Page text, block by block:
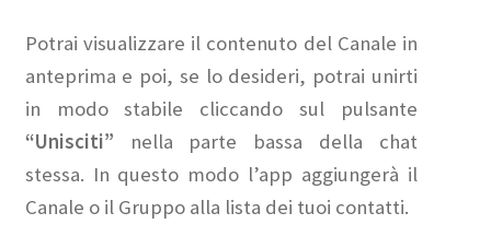
Potrai visualizzare il contenuto del Canale in
anteprima e poi, se lo desideri, potrai unirti
in modo stabile cliccando sul pulsante
“Unisciti” nella parte bassa della chat
stessa. In questo modo l’app aggiungerà il
Canale o il Gruppo alla lista dei tuoi contatti.